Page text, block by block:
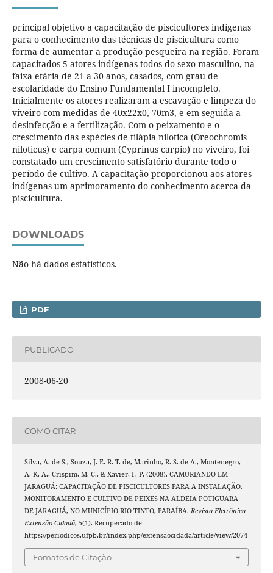
principal objetivo a capacitação de piscicultores indígenas
para o conhecimento das técnicas de piscicultura como
forma de aumentar a produção pesqueira na região. Foram
capacitados 5 atores indígenas todos do sexo masculino, na
faixa etária de 21 a 30 anos, casados, com grau de
escolaridade do Ensino Fundamental I incompleto.
Inicialmente os atores realizaram a escavação e limpeza do
viveiro com medidas de 40x22x0, 70m3, e em seguida a
desinfecção e a fertilização. Com o peixamento e o
crescimento das espécies de tilápia nilotica (Oreochromis
niloticus) e carpa comum (Cyprinus carpio) no viveiro, foi
constatado um crescimento satisfatório durante todo o
período de cultivo. A capacitação proporcionou aos atores
indígenas um aprimoramento do conhecimento acerca da
piscicultura.
DOWNLOADS
Não há dados estatísticos.
PDF
PUBLICADO
2008-06-20
COMO CITAR
Silva, A. de S., Souza, J. E. R. T. de, Marinho, R. S. de A., Montenegro,
A. K. A., Crispim, M. C., & Xavier, F. P. (2008). CAMURIANDO EM
JARAGUÁ: CAPACITAÇÃO DE PISCICULTORES PARA A INSTALAÇÃO,
MONITORAMENTO E CULTIVO DE PEIXES NA ALDEIA POTIGUARA
DE JARAGUÁ, NO MUNICÍPIO RIO TINTO, PARAÍBA. Revista Eletrônica
Extensão Cidadã, 5(1). Recuperado de
https://periodicos.ufpb.br/index.php/extensaocidada/article/view/2074
Fomatos de Citação